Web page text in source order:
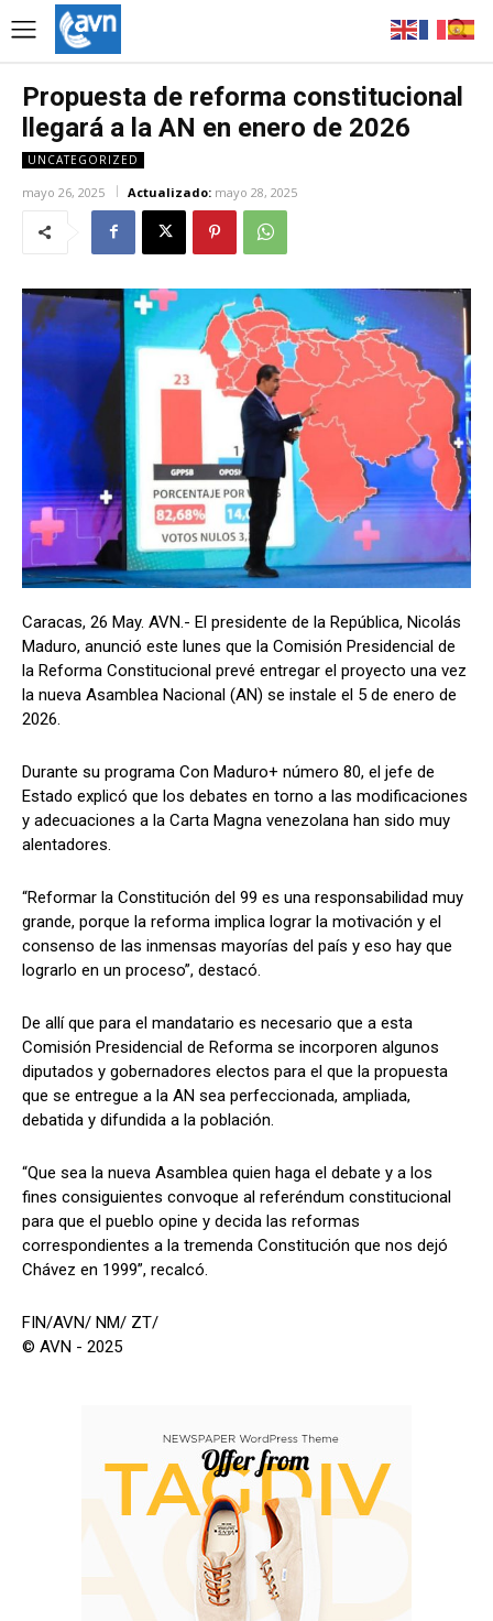
Propuesta de reforma constitucional
llegará a la AN en enero de 2026
UNCATEGORIZED
mayo 26, 2025 Actualizado: mayo 28, 2025
Caracas, 26 May. AVN.- El presidente de la República, Nicolás
Maduro, anunció este lunes que la Comisión Presidencial de
la Reforma Constitucional prevé entregar el proyecto una vez
la nueva Asamblea Nacional (AN) se instale el 5 de enero de
2026.
Durante su programa Con Maduro+ número 80, el jefe de
Estado explicó que los debates en torno a las modificaciones
y adecuaciones a la Carta Magna venezolana han sido muy
alentadores.
“Reformar la Constitución del 99 es una responsabilidad muy
grande, porque la reforma implica lograr la motivación y el
consenso de las inmensas mayorías del país y eso hay que
lograrlo en un proceso”, destacó.
De allí que para el mandatario es necesario que a esta
Comisión Presidencial de Reforma se incorporen algunos
diputados y gobernadores electos para el que la propuesta
que se entregue a la AN sea perfeccionada, ampliada,
debatida y difundida a la población.
“Que sea la nueva Asamblea quien haga el debate y a los
fines consiguientes convoque al referéndum constitucional
para que el pueblo opine y decida las reformas
correspondientes a la tremenda Constitución que nos dejó
Chávez en 1999”, recalcó.
FIN/AVN/ NM/ ZT/
© AVN - 2025